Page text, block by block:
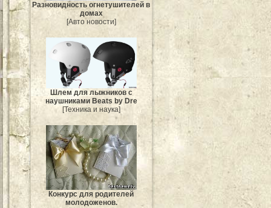
Разновидность огнетушителей в
домах
[Авто новости]
Шлем для лыжников с
наушниками Beats by Dre
[Техника и наука]
Конкурс для родителей
молодоженов.